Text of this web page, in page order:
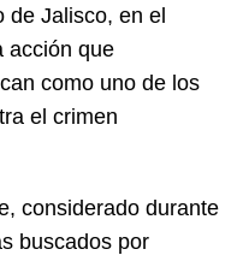
de Jalisco, en el
acción que
como uno de los
el crimen
considerado durante
buscados por